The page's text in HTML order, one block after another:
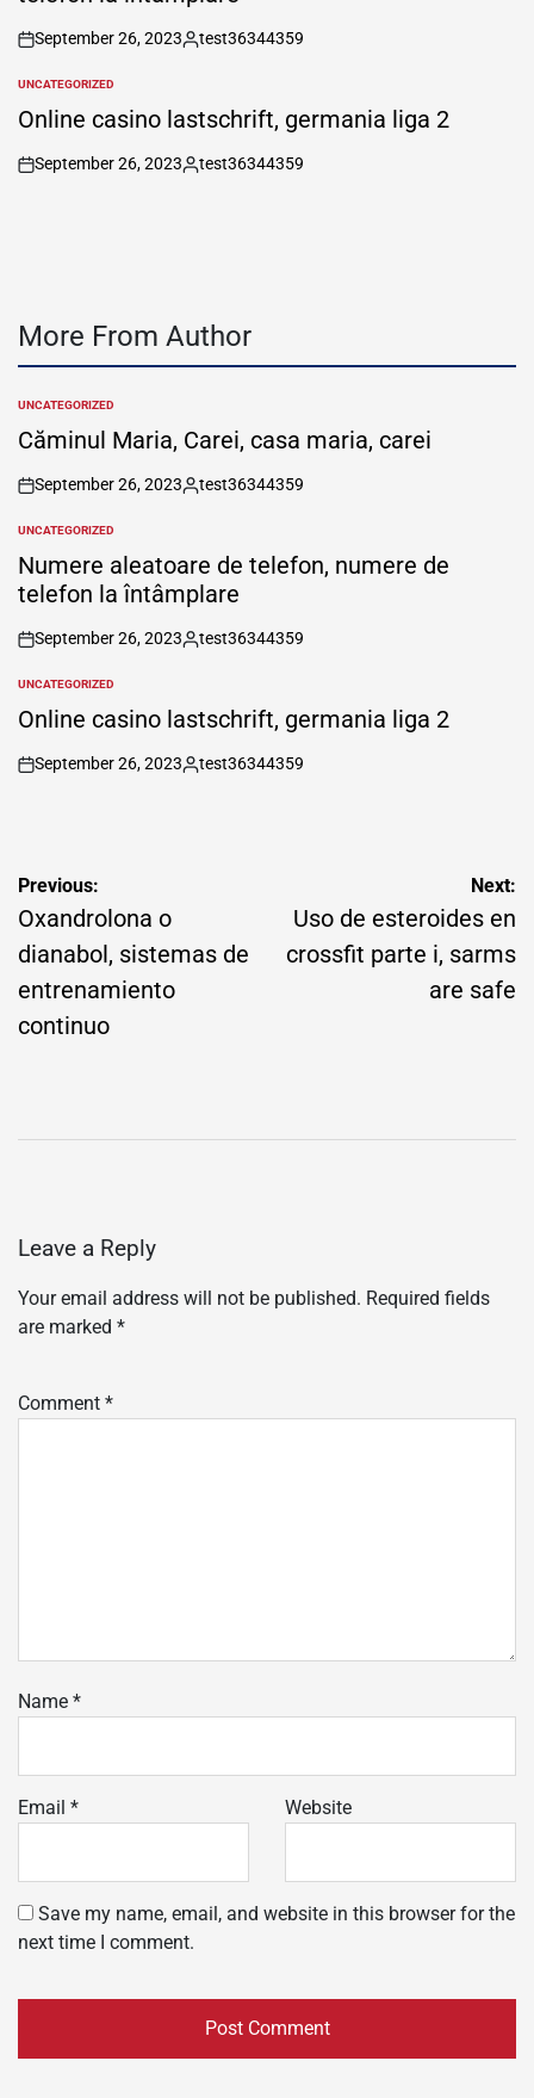
on
September 26, 2023
Posted
test36344359
POSTED
IN
UNCATEGORIZED
Online casino lastschrift, germania liga 2
on
September 26, 2023
Posted
test36344359
More From Author
POSTED
IN
UNCATEGORIZED
Căminul Maria, Carei, casa maria, carei
on
September 26, 2023
Posted
test36344359
POSTED
IN
UNCATEGORIZED
Numere aleatoare de telefon, numere de
telefon la întâmplare
on
September 26, 2023
Posted
test36344359
POSTED
IN
UNCATEGORIZED
Online casino lastschrift, germania liga 2
on
September 26, 2023
Posted
test36344359
Post
navigation
Previous:
Oxandrolona o
dianabol, sistemas de
entrenamiento
continuo
Next:
Uso de esteroides en
crossfit parte i, sarms
are safe
Leave a Reply
Your email address will not be published. Required fields
are marked *
Comment *
Name *
Email * Website
Save my name, email, and website in this browser for the
next time I comment.